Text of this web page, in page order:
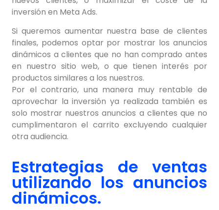
inversión en Meta Ads.
Si queremos aumentar nuestra base de clientes
finales, podemos optar por mostrar los anuncios
dinámicos a clientes que no han comprado antes
en nuestro sitio web, o que tienen interés por
productos similares a los nuestros.
Por el contrario, una manera muy rentable de
aprovechar la inversión ya realizada también es
solo mostrar nuestros anuncios a clientes que no
cumplimentaron el carrito excluyendo cualquier
otra audiencia.
Estrategias de ventas
utilizando los anuncios
dinámicos.